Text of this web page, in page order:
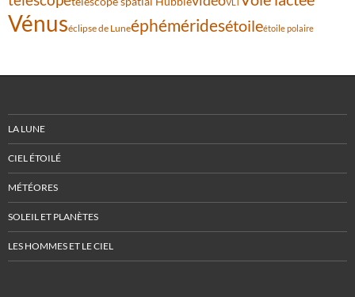
Vénuséclipse de Luneéphéméridesétoileétoile polaire
LA LUNE
CIEL ÉTOILÉ
MÉTÉORES
SOLEIL ET PLANÈTES
LES HOMMES ET LE CIEL